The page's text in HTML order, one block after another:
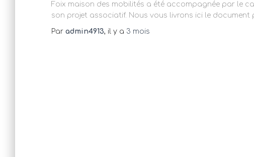
Foix maison des mobilités a été accompagnée par le
son projet associatif. Nous vous livrons ici le document
Par admin4913, il y a 3 mois